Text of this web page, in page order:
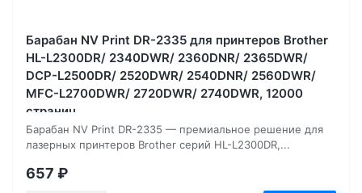
Барабан NV Print DR-2335 для принтеров Brother
HL-L2300DR/ 2340DWR/ 2360DNR/ 2365DWR/
DCP-L2500DR/ 2520DWR/ 2540DNR/ 2560DWR/
MFC-L2700DWR/ 2720DWR/ 2740DWR, 12000
страниц
Барабан NV Print DR-2335 — премиальное решение для
лазерных принтеров Brother серий HL-L2300DR,...
657 ₽